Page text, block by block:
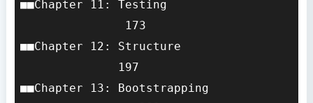
■■Chapter 11: Testing
               173
■■Chapter 12: Structure
              197
■■Chapter 13: Bootstrapping